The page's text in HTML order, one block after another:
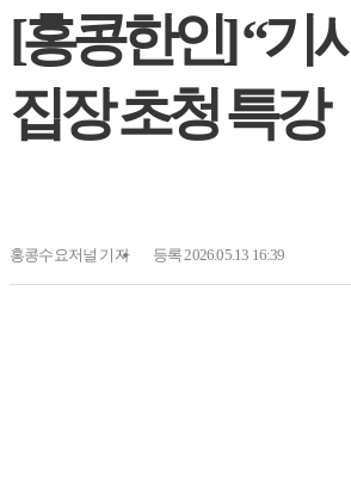
[홍콩한인] “기
집장 초청 특강
홍콩수요저널 기자 등록 2026.05.13 16:39